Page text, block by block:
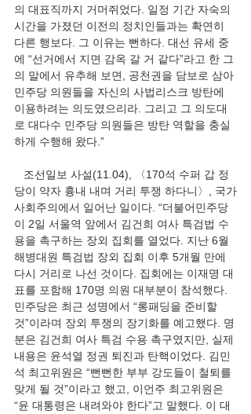
의 대표직까지 거머쥐었다. 일정 기간 자숙의
시간을 가졌던 이전의 정치인들과는 확연히
다른 행보다. 그 이유는 뻔하다. 대선 유세 중
에 “선거에서 지면 감옥 갈 거 같다”라고 한 그
의 말에서 유추해 보면, 공천권을 담보로 삼아
민주당 의원들을 자신의 사법리스크 방탄에
이용하려는 의도였으리라. 그리고 그 의도대
로 대다수 민주당 의원들은 방탄 역할을 충실
하게 수행해 왔다.”
조선일보 사설(11.04), 〈170석 수퍼 갑 정
당이 약자 흉내 내며 거리 투쟁 하다니〉, 국가
사회주의에서 일어난 일이다. “더불어민주당
이 2일 서울역 앞에서 김건희 여사 특검법 수
용을 촉구하는 장외 집회를 열었다. 지난 6월
해병대원 특검법 장외 집회 이후 5개월 만에
다시 거리로 나선 것이다. 집회에는 이재명 대
표를 포함해 170명 의원 대부분이 참석했다.
민주당은 최근 성명에서 “롱패딩을 준비할
것”이라며 장외 투쟁의 장기화를 예고했다. 명
분은 김건희 여사 특검 수용 촉구였지만, 실제
내용은 윤석열 정권 퇴진과 탄핵이었다. 김민
석 최고위원은 “뻔뻔한 부부 강도들이 철퇴를
맞게 될 것”이라고 했고, 이언주 최고위원은
“윤 대통령은 내려와야 한다”고 말했다. 이 대